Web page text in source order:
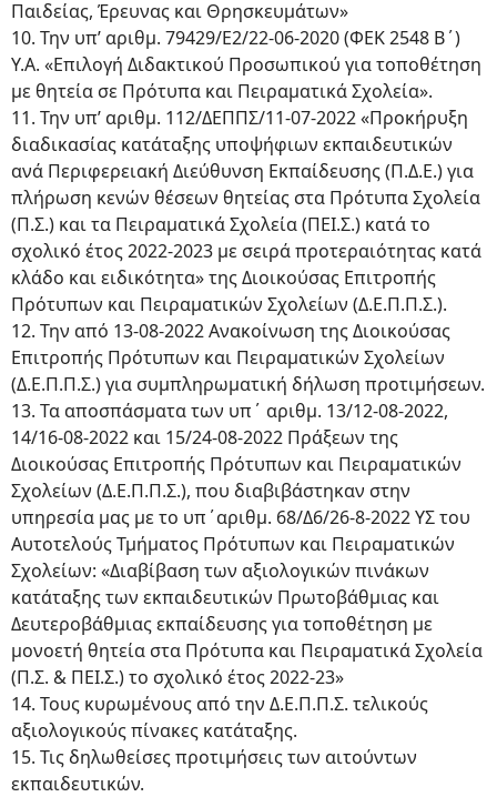
Παιδείας, Έρευνας και Θρησκευμάτων»
10. Την υπ’ αριθμ. 79429/Ε2/22-06-2020 (ΦΕΚ 2548 Β΄)
Υ.Α. «Επιλογή Διδακτικού Προσωπικού για τοποθέτηση
με θητεία σε Πρότυπα και Πειραματικά Σχολεία».
11. Την υπ’ αριθμ. 112/ΔΕΠΠΣ/11-07-2022 «Προκήρυξη
διαδικασίας κατάταξης υποψήφιων εκπαιδευτικών
ανά Περιφερειακή Διεύθυνση Εκπαίδευσης (Π.Δ.Ε.) για
πλήρωση κενών θέσεων θητείας στα Πρότυπα Σχολεία
(Π.Σ.) και τα Πειραματικά Σχολεία (ΠΕΙ.Σ.) κατά το
σχολικό έτος 2022-2023 με σειρά προτεραιότητας κατά
κλάδο και ειδικότητα» της Διοικούσας Επιτροπής
Πρότυπων και Πειραματικών Σχολείων (Δ.Ε.Π.Π.Σ.).
12. Την από 13-08-2022 Ανακοίνωση της Διοικούσας
Επιτροπής Πρότυπων και Πειραματικών Σχολείων
(Δ.Ε.Π.Π.Σ.) για συμπληρωματική δήλωση προτιμήσεων.
13. Τα αποσπάσματα των υπ΄ αριθμ. 13/12-08-2022,
14/16-08-2022 και 15/24-08-2022 Πράξεων της
Διοικούσας Επιτροπής Πρότυπων και Πειραματικών
Σχολείων (Δ.Ε.Π.Π.Σ.), που διαβιβάστηκαν στην
υπηρεσία μας με το υπ΄αριθμ. 68/Δ6/26-8-2022 ΥΣ του
Αυτοτελούς Τμήματος Πρότυπων και Πειραματικών
Σχολείων: «Διαβίβαση των αξιολογικών πινάκων
κατάταξης των εκπαιδευτικών Πρωτοβάθμιας και
Δευτεροβάθμιας εκπαίδευσης για τοποθέτηση με
μονοετή θητεία στα Πρότυπα και Πειραματικά Σχολεία
(Π.Σ. & ΠΕΙ.Σ.) το σχολικό έτος 2022-23»
14. Τους κυρωμένους από την Δ.Ε.Π.Π.Σ. τελικούς
αξιολογικούς πίνακες κατάταξης.
15. Τις δηλωθείσες προτιμήσεις των αιτούντων
εκπαιδευτικών.